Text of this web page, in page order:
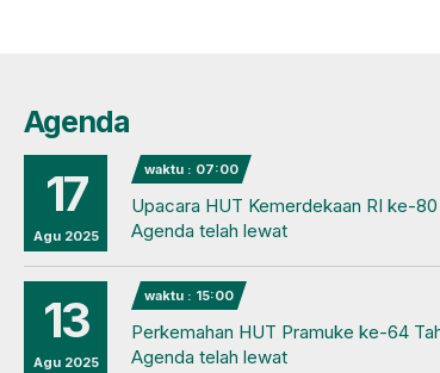
Agenda
17
Agu 2025
waktu : 07:00
Upacara HUT Kemerdekaan RI ke-80
Agenda telah lewat
13
Agu 2025
waktu : 15:00
Perkemahan HUT Pramuke ke-64
Agenda telah lewat